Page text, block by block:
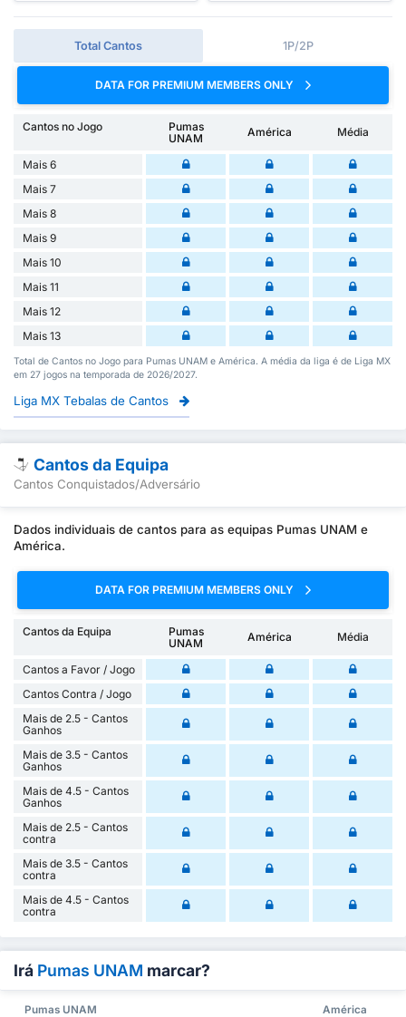
Total Cantos 1P/2P
DATA FOR PREMIUM MEMBERS ONLY
Cantos no Jogo
Pumas
UNAM
América Média
Mais 6
Mais 7
Mais 8
Mais 9
Mais 10
Mais 11
Mais 12
Mais 13
Total de Cantos no Jogo para Pumas UNAM e América. A média da liga é de Liga MX
em 27 jogos na temporada de 2026/2027.
Liga MX Tebalas de Cantos
Cantos da Equipa
Cantos Conquistados/Adversário
Dados individuais de cantos para as equipas Pumas UNAM e
América.
DATA FOR PREMIUM MEMBERS ONLY
Cantos da Equipa
Pumas
UNAM
América Média
Cantos a Favor / Jogo
Cantos Contra / Jogo
Mais de 2.5 - Cantos
Ganhos
Mais de 3.5 - Cantos
Ganhos
Mais de 4.5 - Cantos
Ganhos
Mais de 2.5 - Cantos
contra
Mais de 3.5 - Cantos
contra
Mais de 4.5 - Cantos
contra
Irá Pumas UNAM marcar?
Pumas UNAM América